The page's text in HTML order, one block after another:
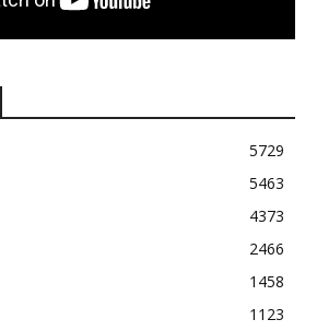
5729
5463
4373
2466
1458
1123